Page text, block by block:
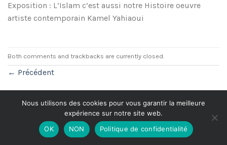
Exposition : L’Islam c’est aussi notre Histoire oeuvre
artiste contemporain Kamel Yahiaoui
Both comments and trackbacks are currently closed.
← Précédent
Politique de Confidentialité
Copyright 2026 © Made with byMak3 Me Studio
Nous utilisons des cookies pour vous garantir la meilleure
expérience sur notre site web.
OK
NON Politique de confidentialité